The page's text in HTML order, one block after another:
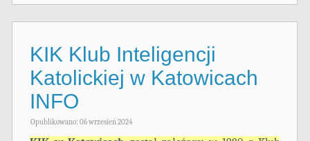
KIK Klub Inteligencji
Katolickiej w Katowicach
INFO
Opublikowano: 06 wrzesień 2024